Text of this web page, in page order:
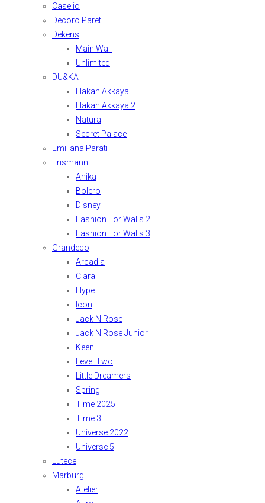
Caselio
Decoro Pareti
Dekens
Main Wall
Unlimited
DU&KA
Hakan Akkaya
Hakan Akkaya 2
Natura
Secret Palace
Emiliana Parati
Erismann
Anika
Bolero
Disney
Fashion For Walls 2
Fashion For Walls 3
Grandeco
Arcadia
Ciara
Hype
Icon
Jack N Rose
Jack N Rose Junior
Keen
Level Two
Little Dreamers
Spring
Time 2025
Time 3
Universe 2022
Universe 5
Lutece
Marburg
Atelier